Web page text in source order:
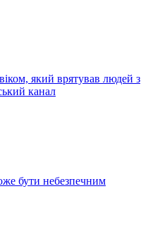
який врятував людей з
канал
бути небезпечним